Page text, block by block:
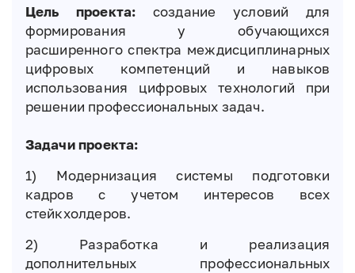
Цель проекта: создание условий для
формирования у обучающихся
расширенного спектра междисциплинарных
цифровых компетенций и навыков
использования цифровых технологий при
решении профессиональных задач.
Задачи проекта:
1) Модернизация системы подготовки
кадров с учетом интересов всех
стейкхолдеров.
2) Разработка и реализация
дополнительных профессиональных